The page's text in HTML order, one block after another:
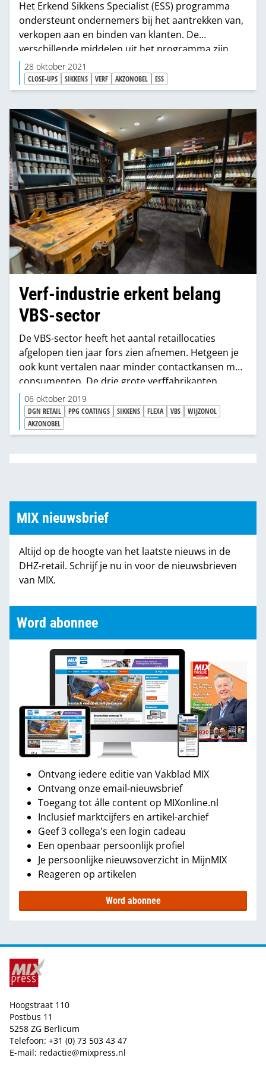
Het Erkend Sikkens Specialist (ESS) programma
ondersteunt ondernemers bij het aantrekken van,
verkopen aan en binden van klanten. De
verschillende middelen uit het programma zijn
door Erkend Sikkens Specialisten naar eigen
inzicht in te zetten. Voor het nieuwe jaar wordt
een etalagedisplay geïntroduceerd en is het
aanbod bij de online trainingen verder verfijnd en
uitgebreid.
28 oktober 2021
CLOSE-UPS SIKKENS VERF AKZONOBEL ESS
Verf-industrie erkent belang
VBS-sector
De VBS-sector heeft het aantal retaillocaties
afgelopen tien jaar fors zien afnemen. Hetgeen je
ook kunt vertalen naar minder contactkansen met
consumenten. De drie grote verffabrikanten
benadrukken echter dat het kanaal
superbelangrijk blijft om de verfshopper te
benaderen.
06 oktober 2019
DGN RETAIL PPG COATINGS SIKKENS FLEXA VBS
WIJZONOL
AKZONOBEL
MIX nieuwsbrief
Altijd op de hoogte van het laatste nieuws in de
DHZ-retail. Schrijf je nu in voor de nieuwsbrieven
van MIX.
Word abonnee
Ontvang iedere editie van Vakblad MIX
Ontvang onze email-nieuwsbrief
Toegang tot álle content op MIXonline.nl
Inclusief marktcijfers en artikel-archief
Geef 3 collega's een login cadeau
Een openbaar persoonlijk profiel
Je persoonlijke nieuwsoverzicht in MijnMIX
Reageren op artikelen
Word abonnee
Hoogstraat 110
Postbus 11
5258 ZG Berlicum
Telefoon: +31 (0) 73 503 43 47
E-mail: redactie@mixpress.nl